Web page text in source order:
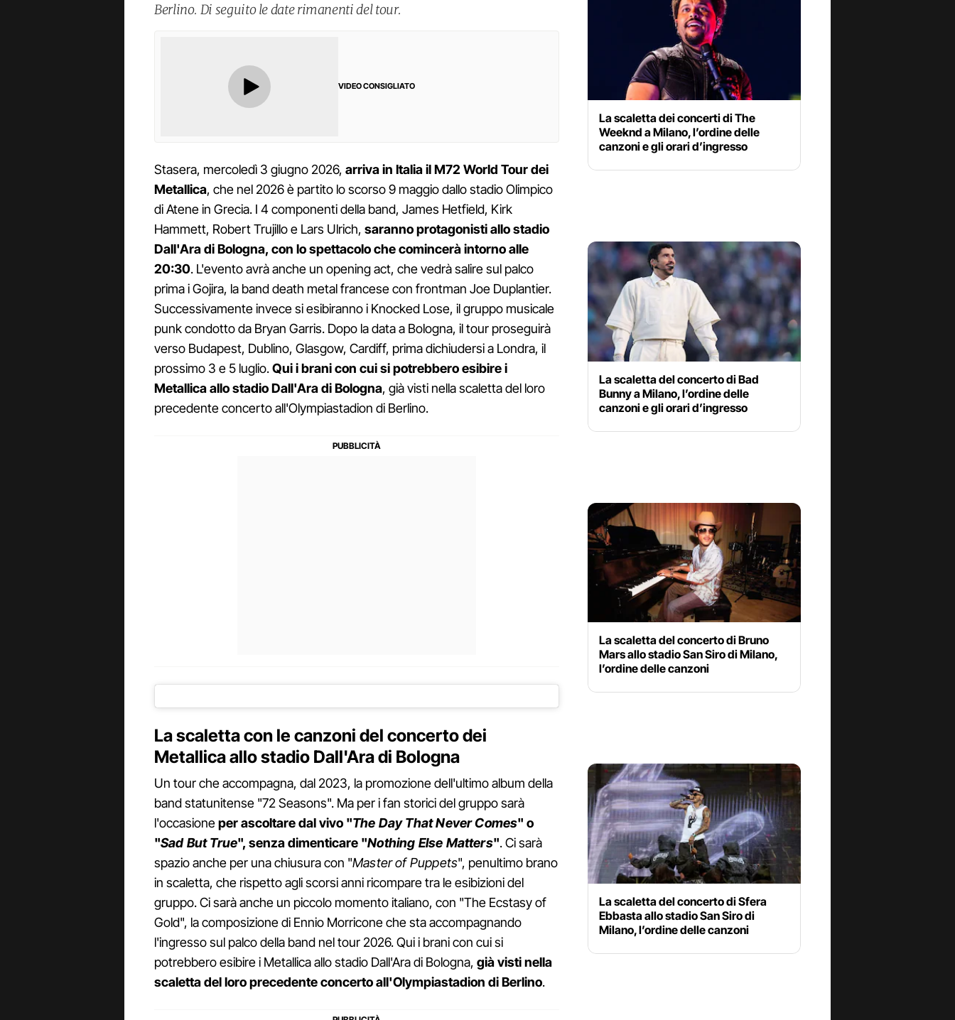
Berlino. Di seguito le date rimanenti del tour.
VIDEO CONSIGLIATO
Stasera, mercoledì 3 giugno 2026, arriva in Italia il M72 World Tour dei
Metallica, che nel 2026 è partito lo scorso 9 maggio dallo stadio Olimpico
di Atene in Grecia. I 4 componenti della band, James Hetfield, Kirk
Hammett, Robert Trujillo e Lars Ulrich, saranno protagonisti allo stadio
Dall'Ara di Bologna, con lo spettacolo che comincerà intorno alle
20:30. L'evento avrà anche un opening act, che vedrà salire sul palco
prima i Gojira, la band death metal francese con frontman Joe Duplantier.
Successivamente invece si esibiranno i Knocked Lose, il gruppo musicale
punk condotto da Bryan Garris. Dopo la data a Bologna, il tour proseguirà
verso Budapest, Dublino, Glasgow, Cardiff, prima dichiudersi a Londra, il
prossimo 3 e 5 luglio.Qui i brani con cui si potrebbero esibire i
Metallica allo stadio Dall'Ara di Bologna, già visti nella scaletta del loro
precedente concerto all'Olympiastadion di Berlino.
La scaletta con le canzoni del concerto dei
Metallica allo stadio Dall'Ara di Bologna
Un tour che accompagna, dal 2023, la promozione dell'ultimo album della
band statunitense "72 Seasons". Ma per i fan storici del gruppo sarà
l'occasioneper ascoltare dal vivo "The Day That Never Comes" o
"Sad But True", senza dimenticare "Nothing Else Matters". Ci sarà
spazio anche per una chiusura con "Master of Puppets", penultimo brano
in scaletta, che rispetto agli scorsi anni ricompare tra le esibizioni del
gruppo. Ci sarà anche un piccolo momento italiano, con "The Ecstasy of
Gold", la composizione di Ennio Morricone che sta accompagnando
l'ingresso sul palco della band nel tour 2026. Qui i brani con cui si
potrebbero esibire i Metallica allo stadio Dall'Ara di Bologna, già visti nella
scaletta del loro precedente concerto all'Olympiastadion di Berlino.
La scaletta dei concerti di The
Weeknd a Milano, l’ordine delle
canzoni e gli orari d’ingresso
La scaletta del concerto di Bad
Bunny a Milano, l’ordine delle
canzoni e gli orari d’ingresso
La scaletta del concerto di Bruno
Mars allo stadio San Siro di Milano,
l’ordine delle canzoni
La scaletta del concerto di Sfera
Ebbasta allo stadio San Siro di
Milano, l’ordine delle canzoni